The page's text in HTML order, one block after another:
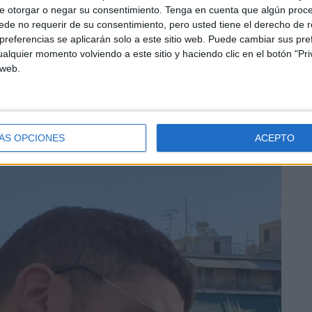
otorgar o negar su consentimiento. Tenga en cuenta que algún
no requerir de su consentimiento, pero usted tiene el derecho de
se aplicarán solo a este sitio web. Puede cambiar sus
momento volviendo a este sitio y haciendo clic en el botón
OPCIONES ACEPTO
con la grabación de un videoclip que, aunque
¿La razón? Que al inicio se localiza claramente en